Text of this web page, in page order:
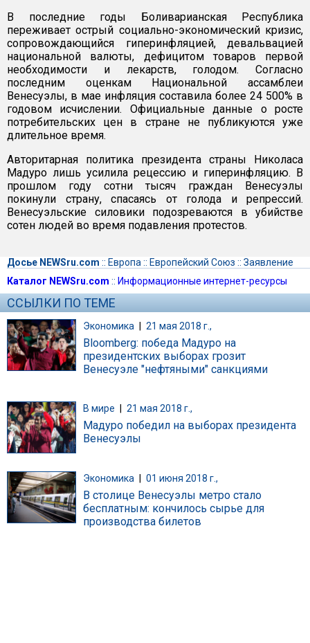
В последние годы Боливарианская Республика
переживает острый социально-экономический кризис,
сопровождающийся гиперинфляцией, девальвацией
национальной валюты, дефицитом товаров первой
необходимости и лекарств, голодом. Согласно
последним оценкам Национальной ассамблеи
Венесуэлы, в мае инфляция составила более 24 500% в
годовом исчислении. Официальные данные о росте
потребительских цен в стране не публикуются уже
длительное время.
Авторитарная политика президента страны Николаса
Мадуро лишь усилила рецессию и гиперинфляцию. В
прошлом году сотни тысяч граждан Венесуэлы
покинули страну, спасаясь от голода и репрессий.
Венесуэльские силовики подозреваются в убийстве
сотен людей во время подавления протестов.
Досье NEWSru.com :: Европа :: Европейский Союз :: Заявление
Каталог NEWSru.com :: Информационные интернет-ресурсы
ССЫЛКИ ПО ТЕМЕ
Экономика 21 мая 2018 г.,
Bloomberg: победа Мадуро на
президентских выборах грозит
Венесуэле "нефтяными" санкциями
В мире 21 мая 2018 г.,
Мадуро победил на выборах президента
Венесуэлы
Экономика | 01 июня 2018 г.,
В столице Венесуэлы метро стало
бесплатным: кончилось сырье для
производства билетов